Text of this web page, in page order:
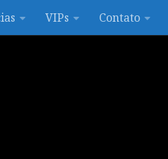
VIPs Contato